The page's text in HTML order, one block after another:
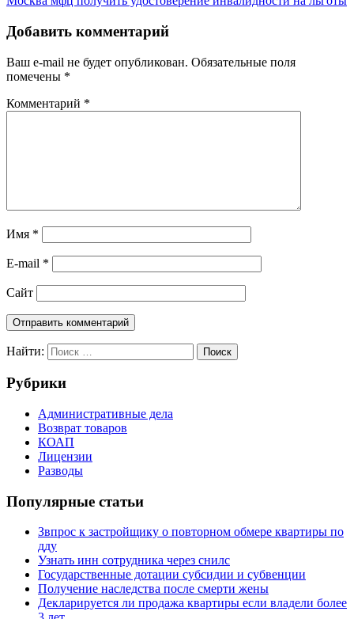
Добавить комментарий
Ваш e-mail не будет опубликован. Обязательные поля
помечены *
Комментарий *
Имя *
E-mail *
Сайт
Найти: Поиск
Рубрики
Административные дела
Возврат товаров
КОАП
Лицензии
Разводы
Популярные статьи
Звпрос к застройщику о повторном обмере квартиры по
дду
Узнать инн сотрудника через снилс
Государственные дотации субсидии и субвенции
Получение наследства после смерти жены
Декларируется ли продажа квартиры если владели более